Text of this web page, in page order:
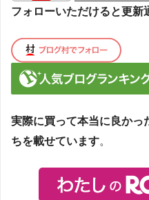
フォローいただけると更新
実際に買って本当に良かっ
ちを載せています。